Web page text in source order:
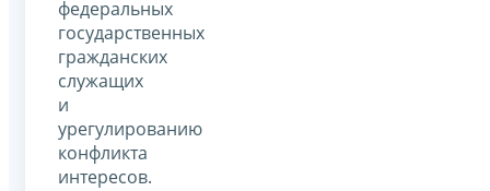
федеральных
государственных
гражданских
служащих
и
урегулированию
конфликта
интересов.